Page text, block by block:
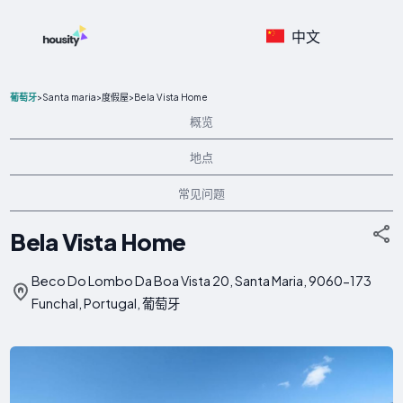
中文
葡萄牙>Santa maria>度假屋>Bela Vista Home
概览
地点
常见问题
Bela Vista Home
Beco Do Lombo Da Boa Vista 20, Santa Maria, 9060-173
Funchal, Portugal, 葡萄牙